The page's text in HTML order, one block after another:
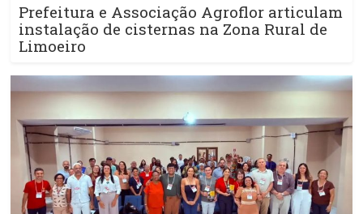
Prefeitura e Associação Agroflor articulam
instalação de cisternas na Zona Rural de
Limoeiro